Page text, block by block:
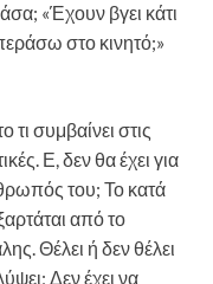
«Έχουν βγει κάτι
στο κινητό;»
τι συμβαίνει στις
Ε, δεν θα έχει για
του; Το κατά
από το
Θέλει ή δεν θέλει
Δεν έχει να